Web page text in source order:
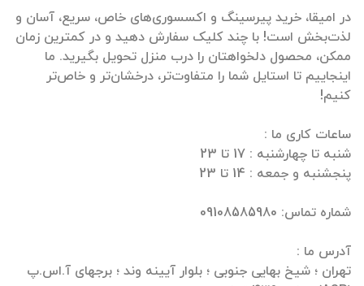
در امیقا، خرید پیرسینگ و اکسسوری‌های خاص، سریع، آسان و
لذت‌بخش است! با چند کلیک سفارش دهید و در کمترین زمان
ممکن، محصول دلخواهتان را درب منزل تحویل بگیرید. ما
اینجاییم تا استایل شما را متفاوت‌تر، درخشان‌تر و خاص‌تر
تهران ؛ شیخ بهایی جنوبی ؛ بلوار آیینه وند ؛ برجهای آ.اس.پ